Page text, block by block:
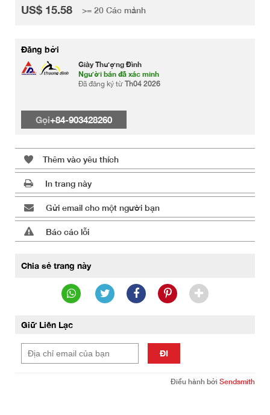
US$ 15.58 >= 20 Các mảnh
Đăng bởi
Giày Thượng Đình
Người bán đã xác minh
Đã đăng ký từ Th04 2026
Gọi+84-903428260
Thêm vào yêu thích
In trang này
Gửi email cho một người bạn
Báo cáo lỗi
Chia sẻ trang này
Giữ Liên Lạc
ĐI
Điều hành bởi Sendsmith